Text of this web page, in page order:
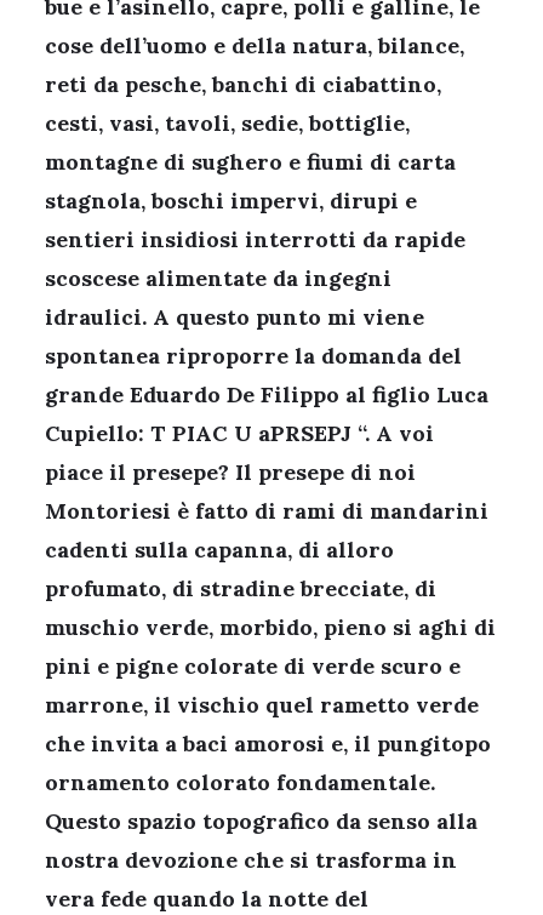
bue e l’asinello, capre, polli e galline, le
cose dell’uomo e della natura, bilance,
reti da pesche, banchi di ciabattino,
cesti, vasi, tavoli, sedie, bottiglie,
montagne di sughero e fiumi di carta
stagnola, boschi impervi, dirupi e
sentieri insidiosi interrotti da rapide
scoscese alimentate da ingegni
idraulici. A questo punto mi viene
spontanea riproporre la domanda del
grande Eduardo De Filippo al figlio Luca
Cupiello: T PIAC U aPRSEPJ “. A voi
piace il presepe? Il presepe di noi
Montoriesi è fatto di rami di mandarini
cadenti sulla capanna, di alloro
profumato, di stradine brecciate, di
muschio verde, morbido, pieno si aghi di
pini e pigne colorate di verde scuro e
marrone, il vischio quel rametto verde
che invita a baci amorosi e, il pungitopo
ornamento colorato fondamentale.
Questo spazio topografico da senso alla
nostra devozione che si trasforma in
vera fede quando la notte del